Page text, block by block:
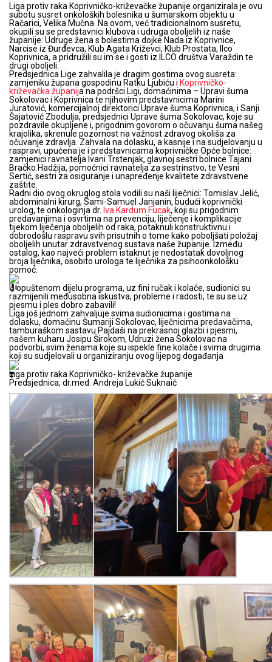
Liga protiv raka Koprivničko-križevačke županije organizirala je ovu
subotu susret onkoloških bolesnika u šumarskom objektu u
Račarici, Velika Mučna. Na ovom, već tradicionalnom susretu,
okupili su se predstavnici klubova i udruga oboljelih iz naše
županije: Udruge žena s bolestima dojke Nada iz Koprivnice,
Narcise iz Đurđevca, Klub Agata Križevci, Klub Prostata, Ilco
Koprivnica, a pridružili su im se i gosti iz ILCO društva Varaždin te
drugi oboljeli.
Predsjednica Lige zahvalila je dragim gostima ovog susreta:
zamjeniku župana gospodinu Ratku Ljubiću i Koprivničko-
križevačka županija na podršci Ligi, domaćinima – Upravi šuma
Sokolovac i Koprivnica te njihovim predstavnicima Marini
Juratović, komercijalnoj direktorici Uprave šuma Koprivnica, i Sanji
Šajatović Zbodulja, predsjednici Uprave šuma Sokolovac, koje su
pozdravile okupljene i, prigodnim govorom o očuvanju šuma našeg
krajolika, skrenule pozornost na važnost zdravog okoliša za
očuvanje zdravlja. Zahvala na dolasku, a kasnije i na sudjelovanju u
raspravi, upućena je i predstavnicama koprivničke Opće bolnice:
zamjenici ravnatelja Ivani Trstenjak, glavnoj sestri bolnice Tajani
Bračko Hadžija, pomoćnici ravnatelja za sestrinstvo, te Vesni
Sertić, sestri za osiguranje i unapređenje kvalitete zdravstvene
zaštite.
Radni dio ovog okruglog stola vodili su naši liječnici: Tomislav Jelić,
abdominalni kirurg, Sami-Samuel Janjanin, budući koprivnički
urolog, te onkologinja dr. Iva Kardum Fucak, koji su prigodnim
predavanjima i osvrtima na prevenciju, liječenje i komplikacije
tijekom liječenja oboljelih od raka, potaknuli konstruktivnu i
dobrodošlu raspravu svih prisutnih o tome kako poboljšati položaj
oboljelih unutar zdravstvenog sustava naše županije. Između
ostalog, kao najveći problem istaknut je nedostatak dovoljnog
broja liječnika, osobito urologa te liječnika za psihoonkološku
pomoć.
U opuštenom dijelu programa, uz fini ručak i kolače, sudionici su
razmijenili međusobna iskustva, probleme i radosti, te su se uz
pjesmu i ples dobro zabavili!
Liga još jednom zahvaljuje svima sudionicima i gostima na
dolasku, domaćinu Šumariji Sokolovac, liječnicima predavačima,
tamburaškom sastavu Pajdaši na prekrasnoj glazbi i pjesmi,
našem kuharu Josipu Širokom, Udruzi žena Sokolovac na
podvorbi, svim ženama koje su ispekle fine kolače i svima drugima
koji su sudjelovali u organiziranju ovog lijepog događanja
Liga protiv raka Koprivničko- križevačke županije
Predsjednica, dr.med. Andreja Lukić Suknaić